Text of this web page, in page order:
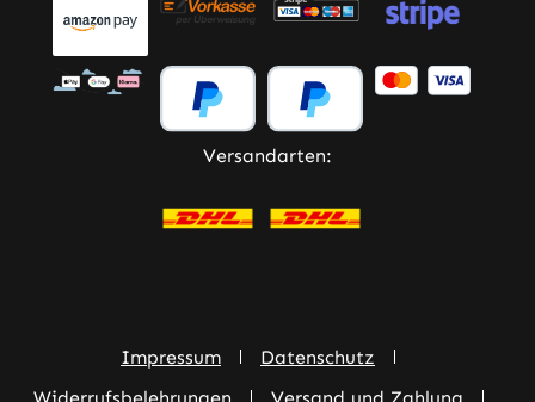
Versandarten:
Impressum
Datenschutz